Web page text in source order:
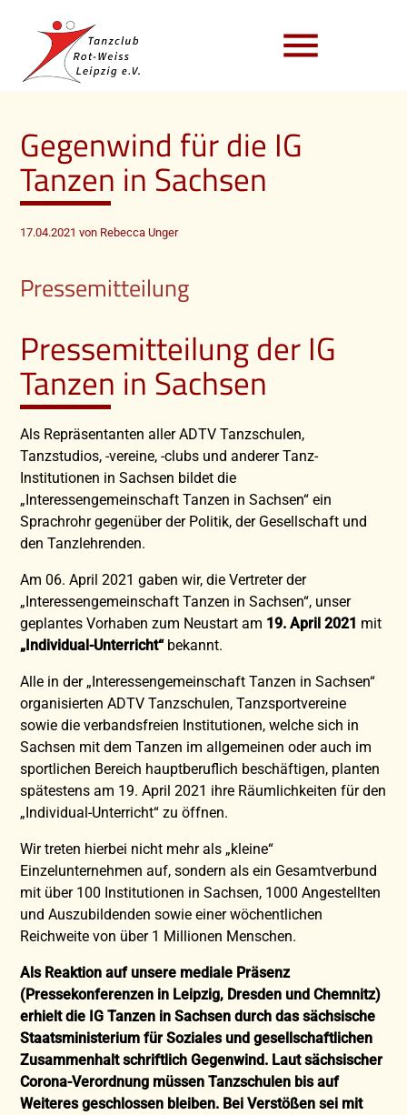
menu
Gegenwind für die IG
Tanzen in Sachsen
17.04.2021 von Rebecca Unger
Pressemitteilung
Pressemitteilung der IG
Tanzen in Sachsen
Als Repräsentanten aller ADTV Tanzschulen,
Tanzstudios, -vereine, -clubs und anderer Tanz-
Institutionen in Sachsen bildet die
„Interessengemeinschaft Tanzen in Sachsen“ ein
Sprachrohr gegenüber der Politik, der Gesellschaft und
den Tanzlehrenden.
Am 06. April 2021 gaben wir, die Vertreter der
„Interessengemeinschaft Tanzen in Sachsen“, unser
geplantes Vorhaben zum Neustart am 19. April 2021 mit
„Individual-Unterricht“ bekannt.
Alle in der „Interessengemeinschaft Tanzen in Sachsen“
organisierten ADTV Tanzschulen, Tanzsportvereine
sowie die verbandsfreien Institutionen, welche sich in
Sachsen mit dem Tanzen im allgemeinen oder auch im
sportlichen Bereich hauptberuflich beschäftigen, planten
spätestens am 19. April 2021 ihre Räumlichkeiten für den
„Individual-Unterricht“ zu öffnen.
Wir treten hierbei nicht mehr als „kleine“
Einzelunternehmen auf, sondern als ein Gesamtverbund
mit über 100 Institutionen in Sachsen, 1000 Angestellten
und Auszubildenden sowie einer wöchentlichen
Reichweite von über 1 Millionen Menschen.
Als Reaktion auf unsere mediale Präsenz
(Pressekonferenzen in Leipzig, Dresden und Chemnitz)
erhielt die IG Tanzen in Sachsen durch das sächsische
Staatsministerium für Soziales und gesellschaftlichen
Zusammenhalt schriftlich Gegenwind. Laut sächsischer
Corona-Verordnung müssen Tanzschulen bis auf
Weiteres geschlossen bleiben. Bei Verstößen sei mit